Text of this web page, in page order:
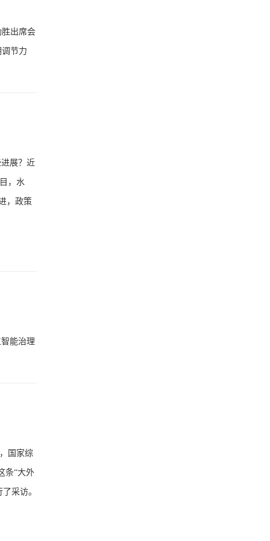
胜出席会
节力
进展？近
，水
，政策
能治理
国家综
条“大外
采访。